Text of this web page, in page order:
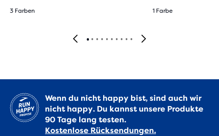
3 Farben 1 Farbe
Wenn du nicht happy bist, sind auch wir
nicht happy. Du kannst unsere Produkte
90 Tage lang testen.
Kostenlose Rücksendungen.